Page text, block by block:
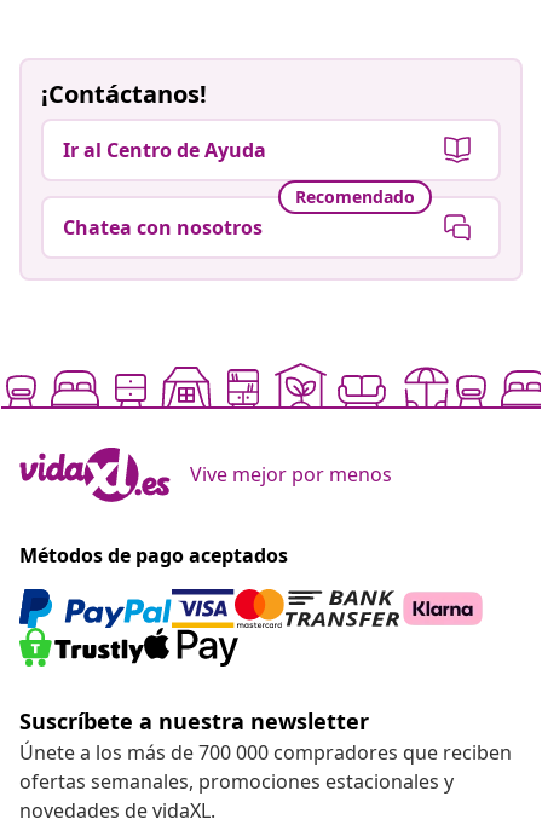
¡Contáctanos!
Ir al Centro de Ayuda
Recomendado
Chatea con nosotros
Vive mejor por menos
Métodos de pago aceptados
Suscríbete a nuestra newsletter
Únete a los más de 700 000 compradores que reciben
ofertas semanales, promociones estacionales y
novedades de vidaXL.